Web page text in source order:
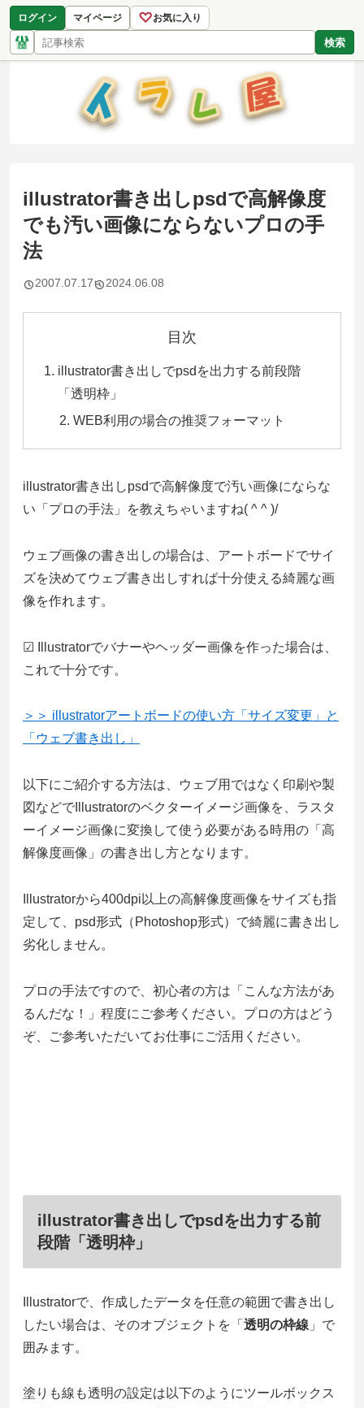
ログイン マイページ ♡お気に入り
検索
illustrator書き出しpsdで高解像度
でも汚い画像にならないプロの手
法
2007.07.17 2024.06.08
目次
illustrator書き出しでpsdを出力する前段階
「透明枠」
WEB利用の場合の推奨フォーマット
illustrator書き出しpsdで高解像度で汚い画像にならな
い「プロの手法」を教えちゃいますね( ^ ^ )/
ウェブ画像の書き出しの場合は、アートボードでサイ
ズを決めてウェブ書き出しすれば十分使える綺麗な画
像を作れます。
☑ Illustratorでバナーやヘッダー画像を作った場合は、
これで十分です。
＞＞ illustratorアートボードの使い方「サイズ変更」と
「ウェブ書き出し」
以下にご紹介する方法は、ウェブ用ではなく印刷や製
図などでIllustratorのベクターイメージ画像を、ラスタ
ーイメージ画像に変換して使う必要がある時用の「高
解像度画像」の書き出し方となります。
Illustratorから400dpi以上の高解像度画像をサイズも指
定して、psd形式（Photoshop形式）で綺麗に書き出し
劣化しません。
プロの手法ですので、初心者の方は「こんな方法があ
るんだな！」程度にご参考ください。プロの方はどう
ぞ、ご参考いただいてお仕事にご活用ください。
illustrator書き出しでpsdを出力する前
段階「透明枠」
Illustratorで、作成したデータを任意の範囲で書き出し
したい場合は、そのオブジェクトを「 透明の枠線 」で
囲みます。
塗りも線も透明の設定は以下のようにツールボックス